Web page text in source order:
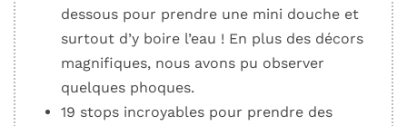
dessous pour prendre une mini douche et
surtout d’y boire l’eau ! En plus des décors
magnifiques, nous avons pu observer
quelques phoques.
19 stops incroyables pour prendre des